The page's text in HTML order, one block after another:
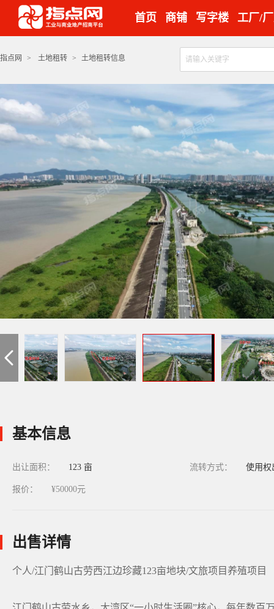
首页 商铺 写字楼 工厂/
指点网 > 土地租转 > 土地租转信息
基本信息
出让面积： 123 亩 流转方式： 使用权
报价： ¥50000元
出售详情
个人/江门鹤山古劳西江边珍藏123亩地块/文旅项目养殖项目